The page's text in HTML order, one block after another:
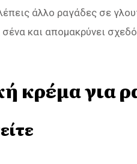
άλλο ραγάδες σε
σένα και απομακρύνει
κρέμα για